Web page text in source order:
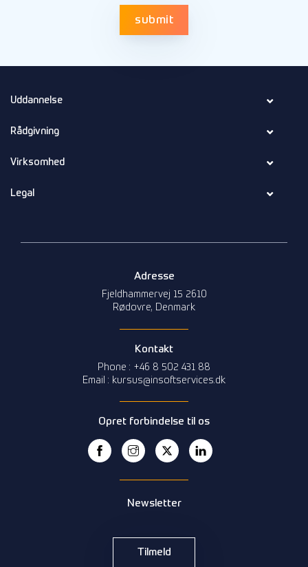
Uddannelse
Rådgivning
Virksomhed
Legal
Adresse
Fjeldhammervej 15 2610
Rødovre, Denmark
Kontakt
Phone : +46 8 502 431 88
Email : kursus@insoftservices.dk
Opret forbindelse til os
Newsletter
Tilmeld